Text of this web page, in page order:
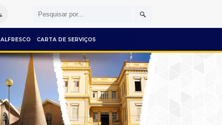
ALFRESCO CARTA DE SERVIÇOS